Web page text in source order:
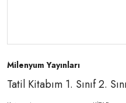
Milenyum Yayınları
Tatil Kitabım 1. Sınıf 2.